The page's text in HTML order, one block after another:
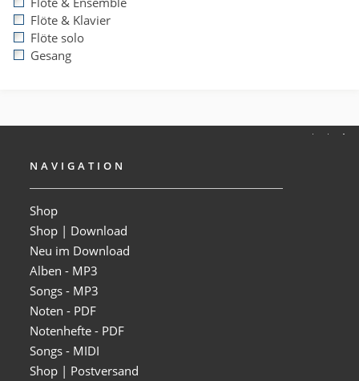
Flöte & Klavier
Flöte solo
Gesang
NAVIGATION
Shop
Shop | Download
Neu im Download
Alben - MP3
Songs - MP3
Noten - PDF
Notenhefte - PDF
Songs - MIDI
Shop | Postversand